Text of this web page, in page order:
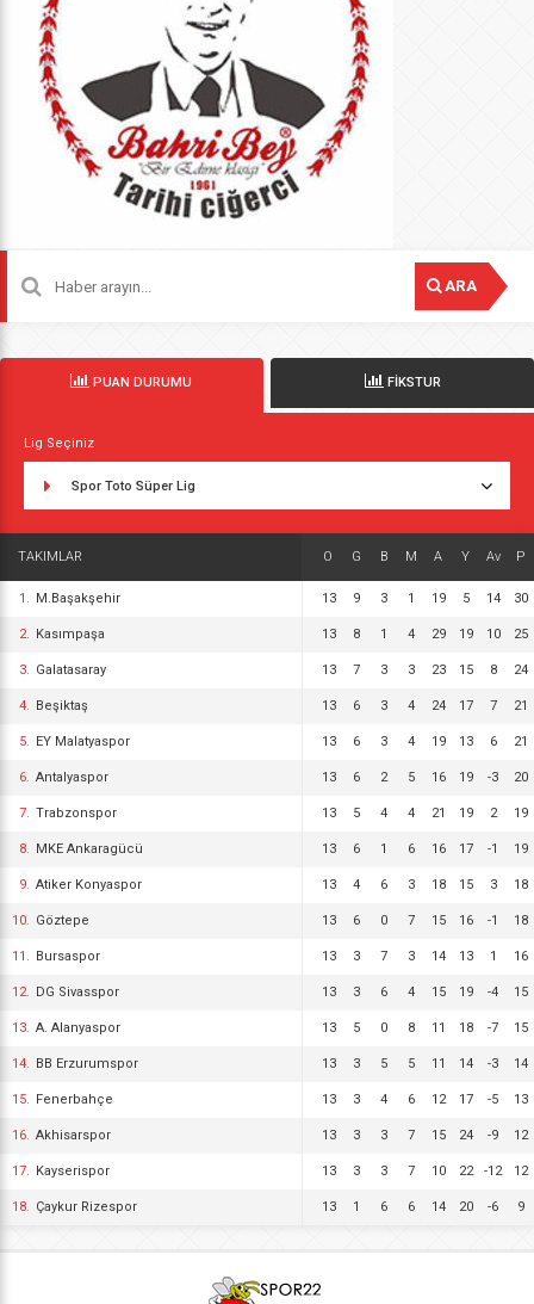
ARA
PUAN DURUMU FİKSTUR
Lig Seçiniz
Spor Toto Süper Lig
TAKIMLAR O G B M A Y Av P
1. M.Başakşehir 13 9 3 1 19 5 14 30
2. Kasımpaşa 13 8 1 4 29 19 10 25
3. Galatasaray 13 7 3 3 23 15 8 24
4. Beşiktaş 13 6 3 4 24 17 7 21
5. EY Malatyaspor 13 6 3 4 19 13 6 21
6. Antalyaspor 13 6 2 5 16 19 -3 20
7. Trabzonspor 13 5 4 4 21 19 2 19
8. MKE Ankaragücü 13 6 1 6 16 17 -1 19
9. Atiker Konyaspor 13 4 6 3 18 15 3 18
10. Göztepe 13 6 0 7 15 16 -1 18
11. Bursaspor 13 3 7 3 14 13 1 16
12. DG Sivasspor 13 3 6 4 15 19 -4 15
13. A. Alanyaspor 13 5 0 8 11 18 -7 15
14. BB Erzurumspor 13 3 5 5 11 14 -3 14
15. Fenerbahçe 13 3 4 6 12 17 -5 13
16. Akhisarspor 13 3 3 7 15 24 -9 12
17. Kayserispor 13 3 3 7 10 22 -12 12
18. Çaykur Rizespor 13 1 6 6 14 20 -6 9